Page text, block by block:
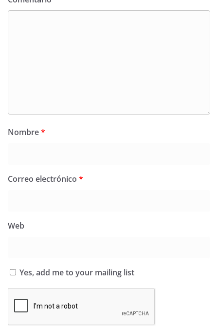
Nombre*
Correo electrónico *
Web
Yes, add me to your mailing list